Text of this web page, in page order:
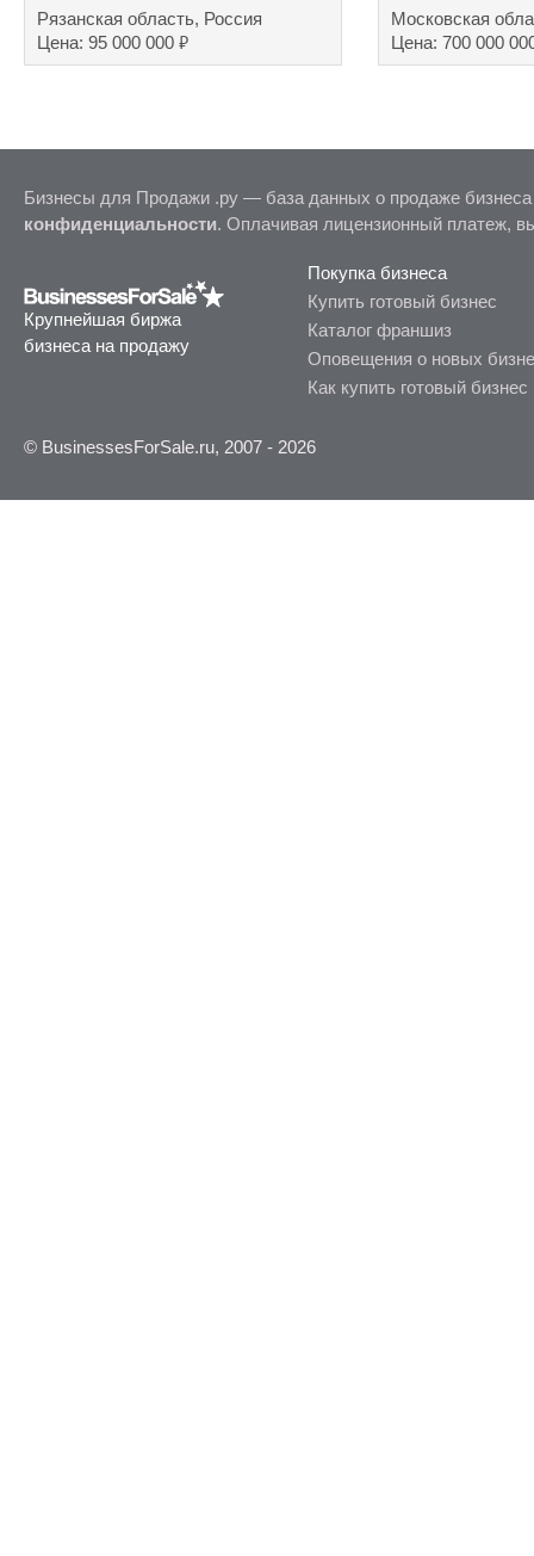
Рязанская область, Россия
Цена: 95 000 000 ₽
комплекса
Московская
Цена: 700 000
Бизнесы для Продажи .ру — база данных о продаже
конфиденциальности. Оплачивая лицензионный платеж,
Крупнейшая биржа
бизнеса на продажу
Покупка бизнеса
Купить готовый бизнес
Каталог франшиз
Оповещения о новых
Как купить готовый бизнес
© BusinessesForSale.ru, 2007 - 2026